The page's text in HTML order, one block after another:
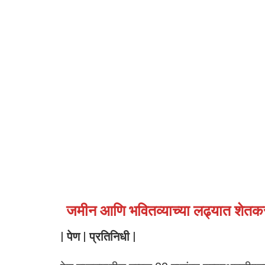
जमीन आणि भवितव्याच्या लढ्यात
| पेण | प्रतिनिधी |